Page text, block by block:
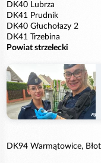
DK40 Lubrza
DK41 Prudnik
DK40 Głuchołazy 2
DK41 Trzebina
Powiat strzelecki
DK94 Warmątowice,